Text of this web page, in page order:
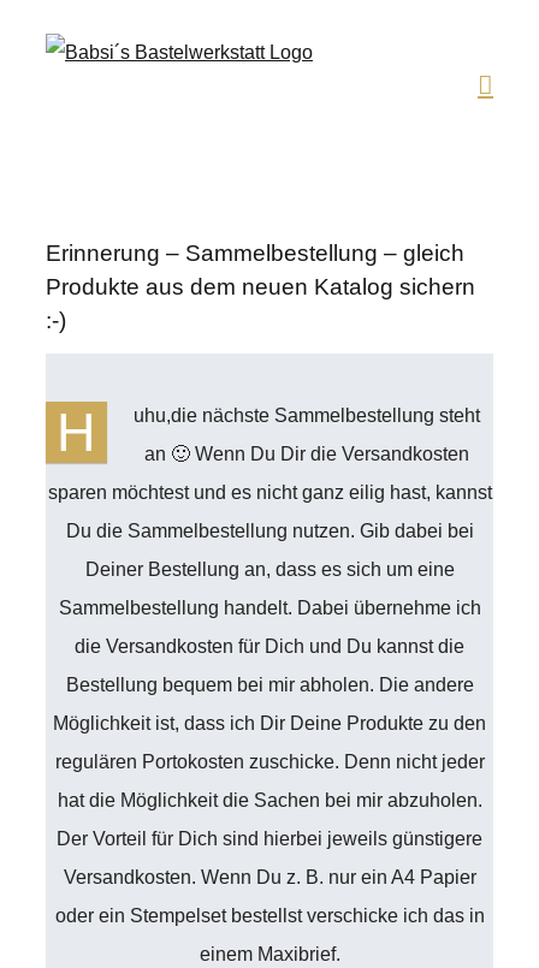
Erinnerung – Sammelbestellung – gleich
Produkte aus dem neuen Katalog sichern
:-)
H
uhu,die nächste Sammelbestellung steht
an 🙂 Wenn Du Dir die Versandkosten
sparen möchtest und es nicht ganz eilig hast, kannst
Du die Sammelbestellung nutzen. Gib dabei bei
Deiner Bestellung an, dass es sich um eine
Sammelbestellung handelt. Dabei übernehme ich
die Versandkosten für Dich und Du kannst die
Bestellung bequem bei mir abholen. Die andere
Möglichkeit ist, dass ich Dir Deine Produkte zu den
regulären Portokosten zuschicke. Denn nicht jeder
hat die Möglichkeit die Sachen bei mir abzuholen.
Der Vorteil für Dich sind hierbei jeweils günstigere
Versandkosten. Wenn Du z. B. nur ein A4 Papier
oder ein Stempelset bestellst verschicke ich das in
einem Maxibrief.